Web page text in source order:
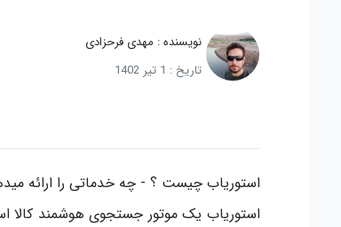
نویسنده : مهدی فرحزادی
تاریخ : 1 تیر 1402
استوریاب چیست ؟ - چه خدماتی را ارائه
استوریاب یک موتور جستجوی هوشمند کالا